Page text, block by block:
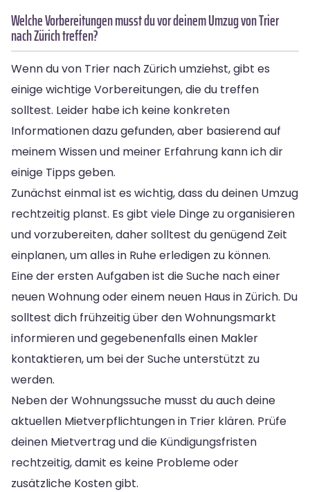
Welche Vorbereitungen musst du vor deinem Umzug von Trier
nach Zürich treffen?
Wenn du von Trier nach Zürich umziehst, gibt es
einige wichtige Vorbereitungen, die du treffen
solltest. Leider habe ich keine konkreten
Informationen dazu gefunden, aber basierend auf
meinem Wissen und meiner Erfahrung kann ich dir
einige Tipps geben.
Zunächst einmal ist es wichtig, dass du deinen Umzug
rechtzeitig planst. Es gibt viele Dinge zu organisieren
und vorzubereiten, daher solltest du genügend Zeit
einplanen, um alles in Ruhe erledigen zu können.
Eine der ersten Aufgaben ist die Suche nach einer
neuen Wohnung oder einem neuen Haus in Zürich. Du
solltest dich frühzeitig über den Wohnungsmarkt
informieren und gegebenenfalls einen Makler
kontaktieren, um bei der Suche unterstützt zu
werden.
Neben der Wohnungssuche musst du auch deine
aktuellen Mietverpflichtungen in Trier klären. Prüfe
deinen Mietvertrag und die Kündigungsfristen
rechtzeitig, damit es keine Probleme oder
zusätzliche Kosten gibt.